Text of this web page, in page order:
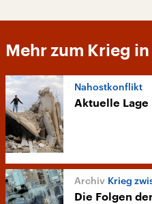
Mehr zum Krieg
Nahostkonflikt
Aktuelle
Krieg
Die Folgen